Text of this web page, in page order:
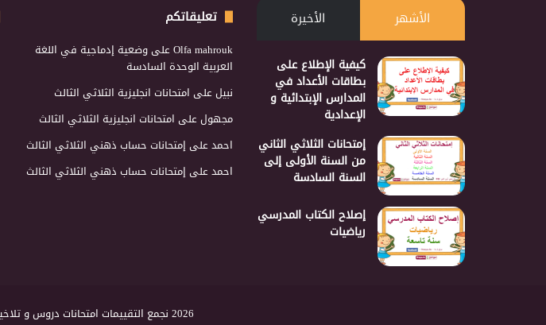
الأشهر الأخيرة
كيفية الإطلاع على
بطاقات الأعداد في
المدارس الإبتدائية و
الإعدادية
إمتحانات الثلاثي الثاني
من السنة الأولى إلى
السنة السادسة
إصلاح الكتاب المدرسي
رياضيات
تعليقاتكم
Olfa mahroukعلىوضعية إدماجية في اللغة
العربية الوحدة السادسة
نبيلعلى امتحانات انجليزية الثلاثي الثالث
مجهولعلى امتحانات انجليزية الثلاثي الثالث
احمدعلى إمتحانات حساب ذهني الثلاثي الثالث
احمدعلى إمتحانات حساب ذهني الثلاثي الثالث
2026 نجمع التقييمات امتحانات دروس و تلاخيص لكل المستويات |